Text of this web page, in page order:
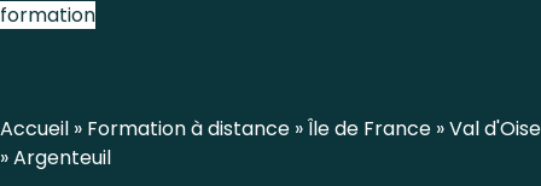
formation
Accueil » Formation à distance »Île de France »Val d'Oise
»Argenteuil